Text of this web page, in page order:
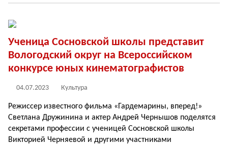
Ученица Сосновской школы представит
Вологодский округ на Всероссийском
конкурсе юных кинематографистов
04.07.2023 Культура
Режиссер известного фильма «Гардемарины, вперед!»
Светлана Дружинина и актер Андрей Чернышов поделятся
секретами профессии с ученицей Сосновской школы
Викторией Черняевой и другими участниками